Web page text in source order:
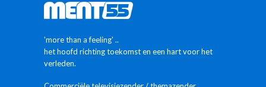
'more than a feeling' ..
het hoofd richting toekomst en een hart voor het
verleden.